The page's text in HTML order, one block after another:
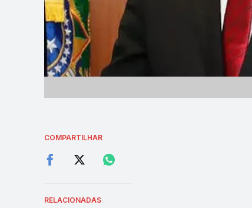
COMPARTILHAR
RELACIONADAS